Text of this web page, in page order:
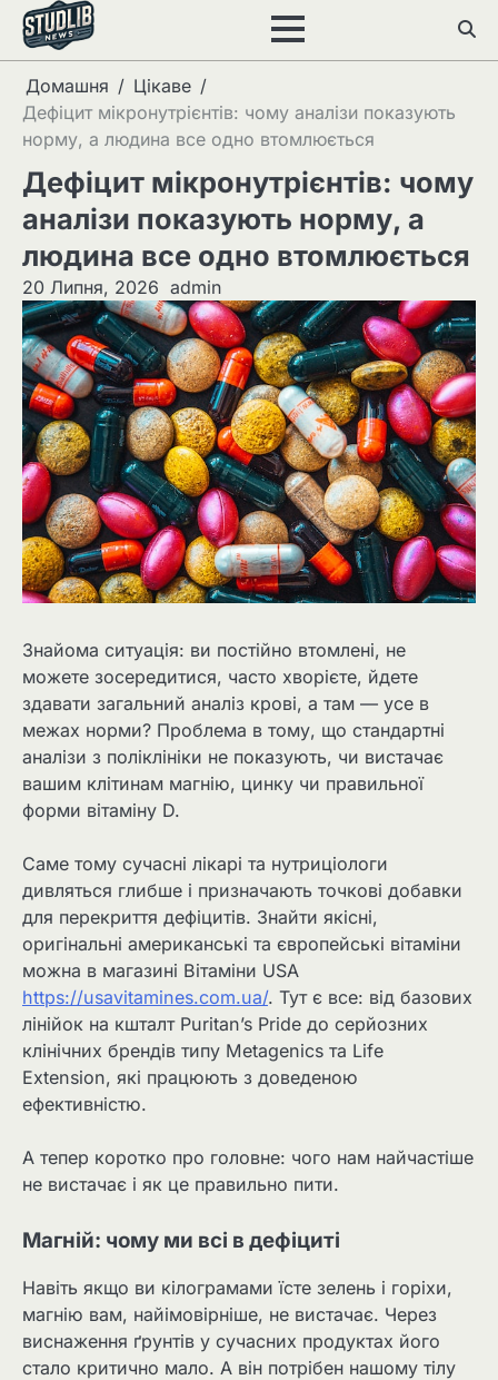
Перейти
вмісту
Домашня
Цікаве
Дефіцит мікронутрієнтів: чому аналізи показують
норму, а людина все одно втомлюється
Дефіцит мікронутрієнтів: чому
аналізи показують норму, а
людина все одно втомлюється
20 Липня, 2026 admin
Знайома ситуація: ви постійно втомлені, не
можете зосередитися, часто хворієте, йдете
здавати загальний аналіз крові, а там — усе в
межах норми? Проблема в тому, що стандартні
аналізи з поліклініки не показують, чи вистачає
вашим клітинам магнію, цинку чи правильної
форми вітаміну D.
Саме тому сучасні лікарі та нутриціологи
дивляться глибше і призначають точкові добавки
для перекриття дефіцитів. Знайти якісні,
оригінальні американські та європейські вітаміни
можна в магазині Вітаміни USA
https://usavitamines.com.ua/. Тут є все: від базових
лінійок на кшталт Puritan’s Pride до серйозних
клінічних брендів типу Metagenics та Life
Extension, які працюють з доведеною
ефективністю.
А тепер коротко про головне: чого нам найчастіше
не вистачає і як це правильно пити.
Магній: чому ми всі в дефіциті
Навіть якщо ви кілограмами їсте зелень і горіхи,
магнію вам, найімовірніше, не вистачає. Через
виснаження ґрунтів у сучасних продуктах його
стало критично мало. А він потрібен нашому тілу